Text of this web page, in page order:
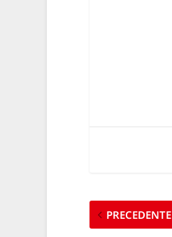
PRECEDENTE